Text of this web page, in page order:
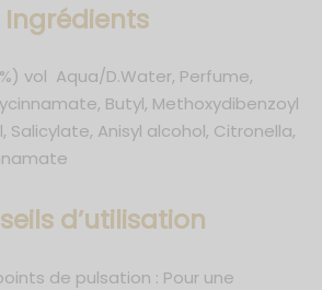
Ingrédients
vol Aqua/D.Water, Perfume,
Butyl, Methoxydibenzoyl
Salicylate, Anisyl alcohol, Citronella,
d’utilisation
de pulsation : Pour une